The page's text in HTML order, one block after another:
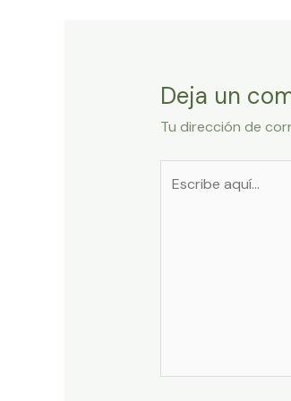
Deja un
Tu dirección de